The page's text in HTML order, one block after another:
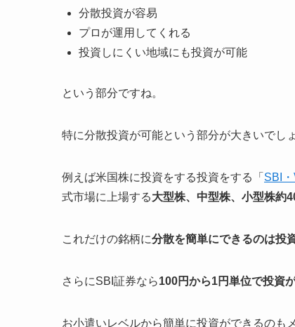
分散投資が容易
プロが運用してくれる
投資しにくい地域にも投資が可能
という部分ですね。
特に分散投資が可能という部分が大きいでしょ
例えば米国株に投資をする投資をする「 SBI
式市場に上場する大型株、中型株、小型株約
これだけの銘柄に分散を簡単にできるのは投
さらにSBI証券なら100円から1円単位で投資
お小遣いレベルから簡単に投資ができるのも